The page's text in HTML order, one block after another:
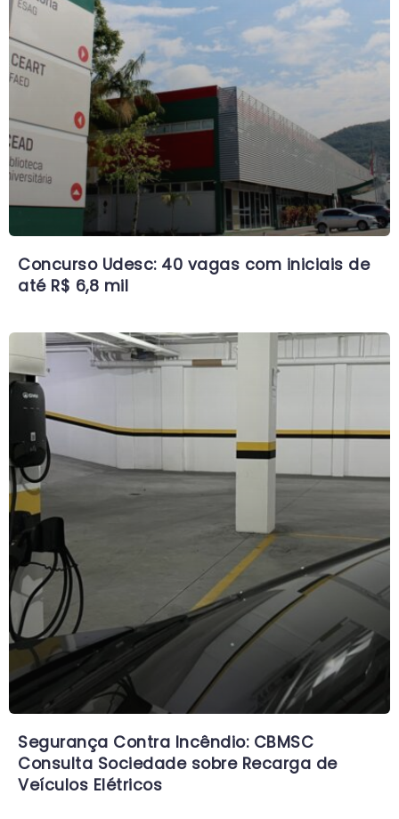
Concurso Udesc: 40 vagas com iniciais de
até R$ 6,8 mil
Segurança Contra Incêndio: CBMSC
Consulta Sociedade sobre Recarga de
Veículos Elétricos